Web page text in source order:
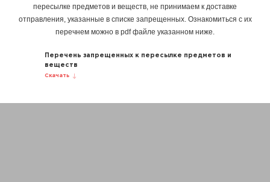
пересылке предметов и веществ, не принимаем к доставке
отправления, указанные в списке запрещенных. Ознакомиться с их
перечнем можно в pdf файле указанном ниже.
Перечень запрещенных к пересылке предметов и
веществ
Скачать